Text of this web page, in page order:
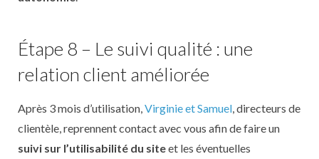
Étape 8 – Le suivi qualité : une
relation client améliorée
Après 3 mois d’utilisation,Virginie et Samuel, directeurs de
clientèle, reprennent contact avec vous afin de faire un
suivi sur l’utilisabilité du siteet les éventuelles